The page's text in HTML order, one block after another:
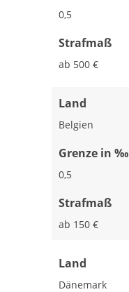
0,5
Strafmaß
ab 500 €
Land
Belgien
Grenze in ‰
0,5
Strafmaß
ab 150 €
Land
Dänemark